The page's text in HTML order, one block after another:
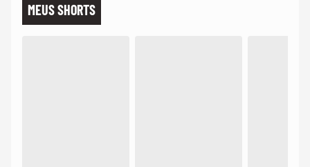
MEUS SHORTS